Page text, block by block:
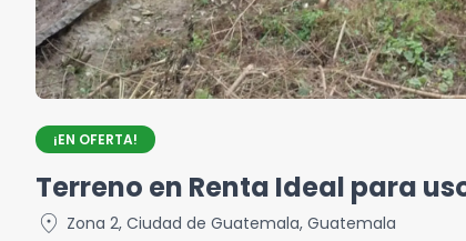
¡EN OFERTA!
Terreno en Renta Ideal para
location_on Zona 2, Ciudad de Guatemala, Guatemala